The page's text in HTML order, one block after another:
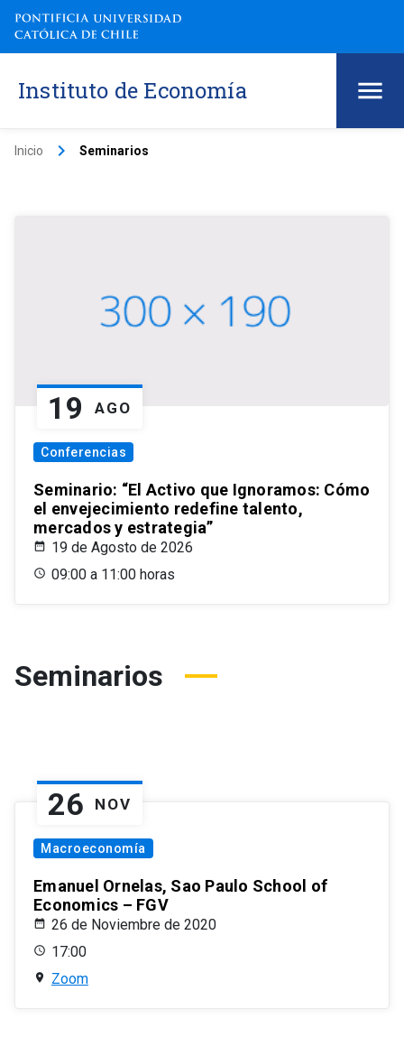
Instituto de Economía
Inicio keyboard_arrow_right Seminarios
19 AGO
Conferencias
Seminario: “El Activo que Ignoramos: Cómo
el envejecimiento redefine talento,
mercados y estrategia”
19 de Agosto de 2026
09:00 a 11:00 horas
Seminarios
26 NOV
Macroeconomía
Emanuel Ornelas, Sao Paulo School of
Economics – FGV
26 de Noviembre de 2020
17:00
Zoom